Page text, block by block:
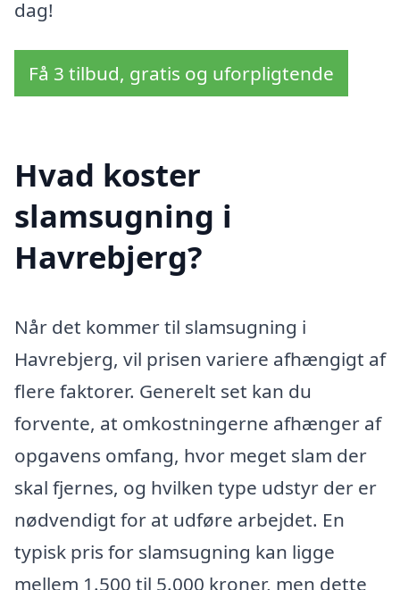
dag!
Få 3 tilbud, gratis og uforpligtende
Hvad koster
slamsugning i
Havrebjerg?
Når det kommer til slamsugning i
Havrebjerg, vil prisen variere afhængigt af
flere faktorer. Generelt set kan du
forvente, at omkostningerne afhænger af
opgavens omfang, hvor meget slam der
skal fjernes, og hvilken type udstyr der er
nødvendigt for at udføre arbejdet. En
typisk pris for slamsugning kan ligge
mellem 1.500 til 5.000 kroner, men dette